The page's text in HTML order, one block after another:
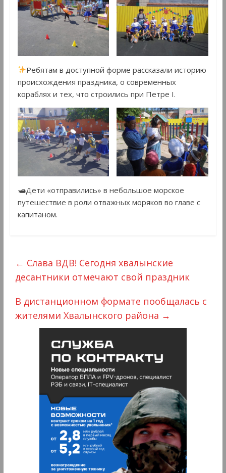
Ребятам в доступной форме рассказали историю
происхождения праздника, о современных
кораблях и тех, что строились при Петре I.
🛥Дети «отправились» в небольшое морское
путешествие в роли отважных моряков во главе с
капитаном.
← Слава ВДВ! Сегодня хвалынские
десантники отмечают свой праздник
В дистанционном формате пообщалась с
жителями Хвалынского района →